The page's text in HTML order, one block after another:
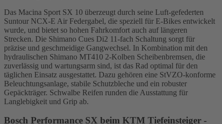
Das Macina Sport SX 10 überzeugt durch seine Luft-gefederten
Suntour NCX-E Air Federgabel, die speziell für E-Bikes entwickelt
wurde, und bietet so hohen Fahrkomfort auch auf längeren
Strecken. Die Shimano Cues Di2 11-fach Schaltung sorgt für
präzise und geschmeidige Gangwechsel. In Kombination mit den
hydraulischen Shimano MT410 2-Kolben Scheibenbremsen, die
zuverlässig und wartungsarm sind, ist das Rad optimal für den
täglichen Einsatz ausgestattet. Dazu gehören eine StVZO-konforme
Beleuchtungsanlage, stabile Schutzbleche und ein robuster
Gepäckträger. Schwalbe Reifen runden die Ausstattung für
Langlebigkeit und Grip ab.
Bosch Performance SX beim KTM Tiefeinsteiger -